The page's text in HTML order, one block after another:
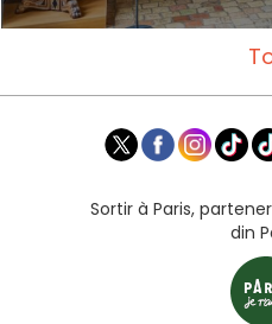
Sortir à Paris,
din